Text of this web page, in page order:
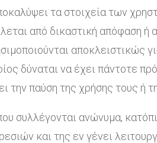
τα στοιχεία των
από δικαστική
δύναται να έχει πάντοτε
την παύση της χρήσης τους ή
συλλέγονται ανώνυμα,
και της εν γένει